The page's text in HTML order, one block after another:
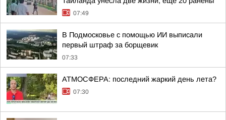
07:49
В Подмосковье с помощью ИИ выписали
первый штраф за борщевик
07:33
АТМОСФЕРА: последний жаркий день лета?
07:30